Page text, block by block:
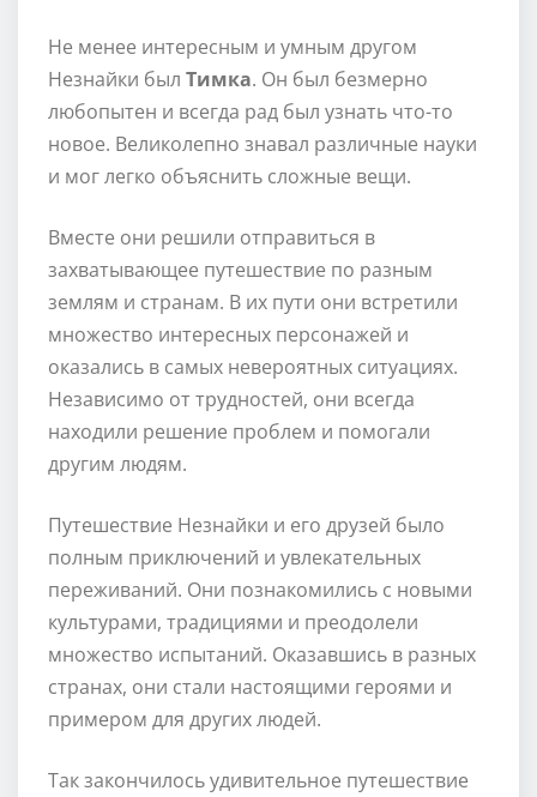
Не менее интересным и умным другом
Незнайки был Тимка. Он был безмерно
любопытен и всегда рад был узнать что-то
новое. Великолепно знавал различные науки
и мог легко объяснить сложные вещи.
Вместе они решили отправиться в
захватывающее путешествие по разным
землям и странам. В их пути они встретили
множество интересных персонажей и
оказались в самых невероятных ситуациях.
Независимо от трудностей, они всегда
находили решение проблем и помогали
другим людям.
Путешествие Незнайки и его друзей было
полным приключений и увлекательных
переживаний. Они познакомились с новыми
культурами, традициями и преодолели
множество испытаний. Оказавшись в разных
странах, они стали настоящими героями и
примером для других людей.
Так закончилось удивительное путешествие